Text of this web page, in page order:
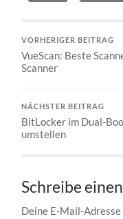
VORHERIGER BEITRAG
VueScan: Beste
Scanner
NÄCHSTER BEITRAG
BitLocker im Dual-
umstellen
Schreibe
Deine E-Mail-